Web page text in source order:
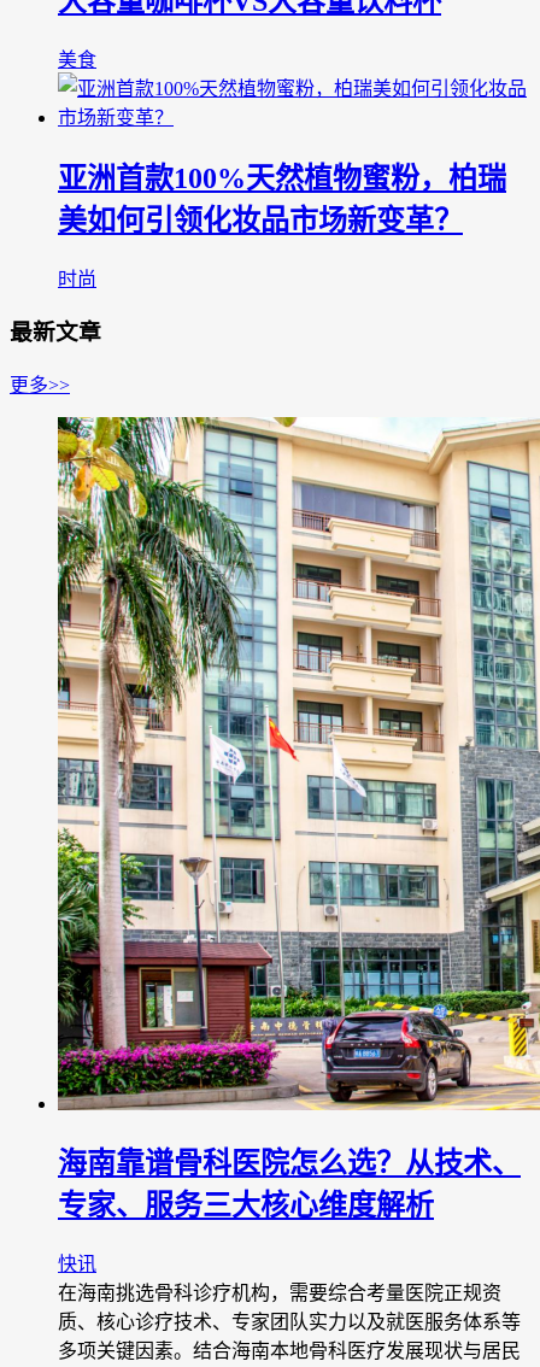
美食
亚洲首款100%天然植物蜜粉，柏瑞
美如何引领化妆品市场新变革？
时尚
最新文章
更多>>
海南靠谱骨科医院怎么选？从技术、
专家、服务三大核心维度解析
快讯
在海南挑选骨科诊疗机构，需要综合考量医院正规资
质、核心诊疗技术、专家团队实力以及就医服务体系等
多项关键因素。结合海南本地骨科医疗发展现状与居民